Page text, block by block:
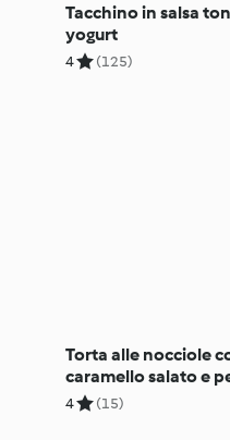
Tacchino in salsa
yogurt
4 (125)
Torta alle nocciole
caramello salato e
Damiano Carrara
4 (15)